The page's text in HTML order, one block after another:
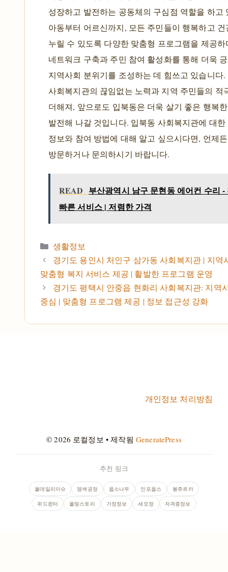
성장하고 발전하는 공동체의 구심점 역할을 하고
아동부터 어르신까지, 모든 주민들이 행복하고
누릴 수 있도록 다양한 맞춤형 프로그램을 제공
네트워크 구축과 주민 참여 활성화를 통해 더욱
지역사회 분위기를 조성하는 데 힘쓰고 있습니다.
사회복지관의 끊임없는 노력과 지역 주민들의 적
더해져, 앞으로도 입북동은 더욱 살기 좋은 행복
발전해 나갈 것입니다. 입북동 사회복지관에 대한
정보와 참여 방법에 대해 알고 싶으시다면, 언제
방문하거나 문의하시기 바랍니다.
READ 부산광역시 남구 문현동 에어컨 수리 -
빠른 서비스 | 저렴한 가격
카테고리
생활정보
경기도 용인시 처인구 삼가동 사회복지관 | 지역
맞춤형 복지 서비스 제공 | 활발한 프로그램 운영
경기도 평택시 안중읍 현화리 사회복지관: 지역
중심 | 맞춤형 프로그램 제공 | 정보 접근성 강화
개인정보 처리방침
© 2026 로컬정보 • 제작됨 GeneratePress
추천 링크
올데일리이슈 염색공정 웁스나우 인포웁스 봉쥬르카
위드윈터 올띵스토리 가정정보 세모정 자격증정보